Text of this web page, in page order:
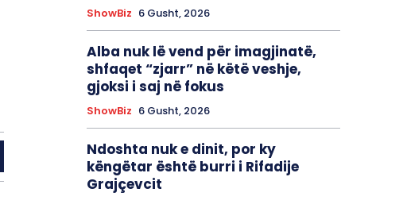
ShowBiz 6 Gusht, 2026
Alba nuk lë vend për imagjinatë,
shfaqet “zjarr” në këtë veshje,
gjoksi i saj në fokus
ShowBiz 6 Gusht, 2026
Ndoshta nuk e dinit, por ky
këngëtar është burri i Rifadije
Grajçevcit